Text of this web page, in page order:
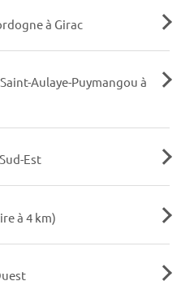
à Girac
Aulaye-Puymangou à
Est
à 4 km)